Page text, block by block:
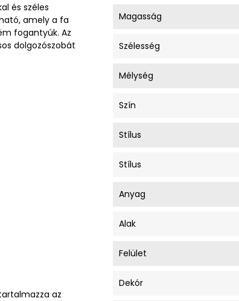
és széles
amely a fa
fogantyúk. Az
dolgozószobát
az
Magasság
Szélesség
Mélység
Szín
Stílus
Stílus
Anyag
Alak
Felület
Dekór